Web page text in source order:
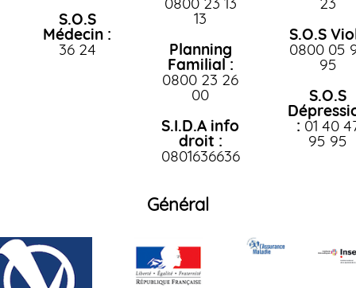
S.O.S
Médecin :
36 24
13
Planning
Familial :
0800 23 26
00
S.I.D.A info
droit :
0801636636
S.O.S
0800 05
95
S.O.S
: 01 40
95 95
Général